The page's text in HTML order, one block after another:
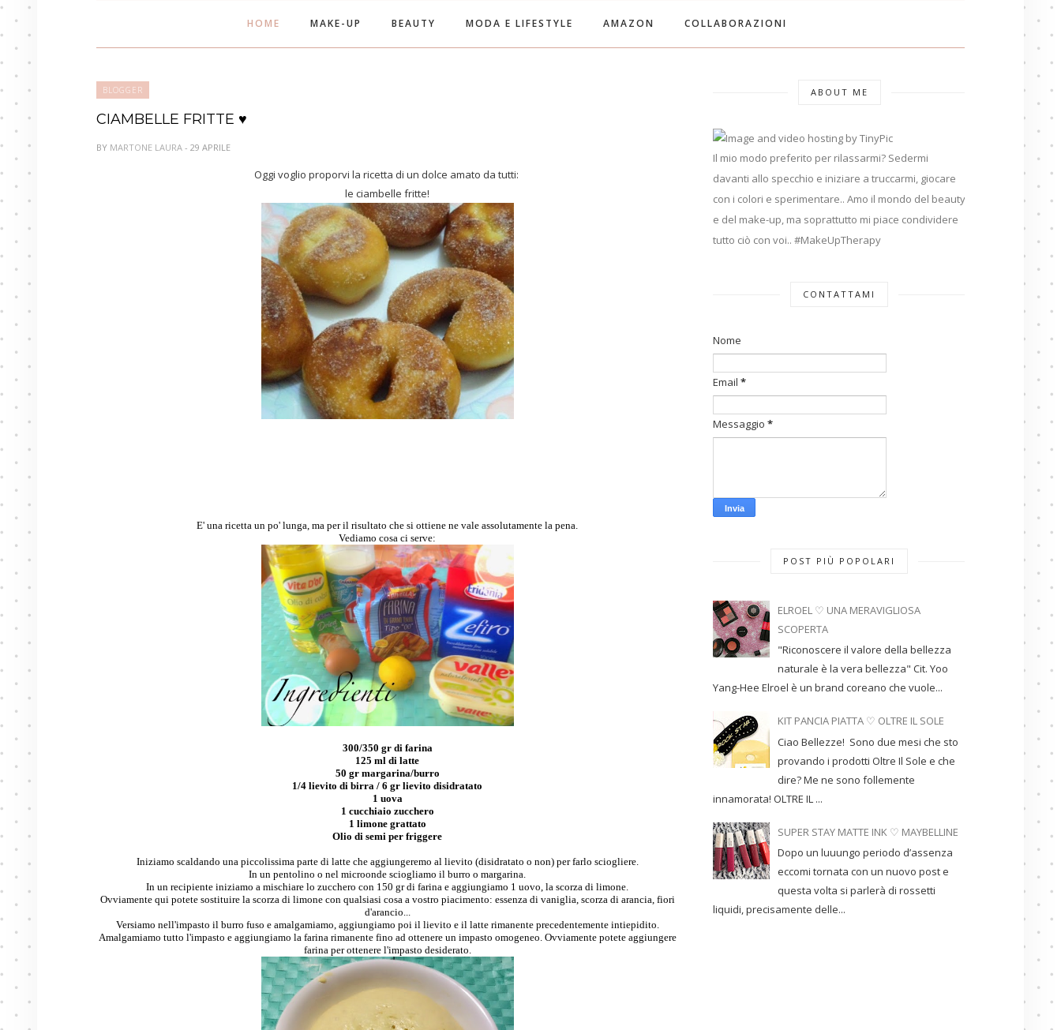
HOME MAKE-UP BEAUTY MODA E LIFESTYLE AMAZON COLLABORAZIONI
BLOGGER
CIAMBELLE FRITTE ♥
BY MARTONE LAURA - 29 APRILE
Oggi voglio proporvi la ricetta di un dolce amato da tutti:
le ciambelle fritte!
E' una ricetta un po' lunga, ma per il risultato che si ottiene ne vale assolutamente la pena.
Vediamo cosa ci serve:
300/350 gr di farina
125 ml di latte
50 gr margarina/burro
1/4 lievito di birra / 6 gr lievito disidratato
1 uova
1 cucchiaio zucchero
1 limone grattato
Olio di semi per friggere
Iniziamo scaldando una piccolissima parte di latte che aggiungeremo al lievito (disidratato o non) per farlo sciogliere.
In un pentolino o nel microonde sciogliamo il burro o margarina.
In un recipiente iniziamo a mischiare lo zucchero con 150 gr di farina e aggiungiamo 1 uovo, la scorza di limone.
Ovviamente qui potete sostituire la scorza di limone con qualsiasi cosa a vostro piacimento: essenza di vaniglia, scorza di arancia, fiori
d'arancio...
Versiamo nell'impasto il burro fuso e amalgamiamo, aggiungiamo poi il lievito e il latte rimanente precedentemente intiepidito.
Amalgamiamo tutto l'impasto e aggiungiamo la farina rimanente fino ad ottenere un impasto omogeneo. Ovviamente potete aggiungere
farina per ottenere l'impasto desiderato.
ABOUT ME
Il mio modo preferito per rilassarmi? Sedermi
davanti allo specchio e iniziare a truccarmi, giocare
con i colori e sperimentare.. Amo il mondo del beauty
e del make-up, ma soprattutto mi piace condividere
tutto ciò con voi.. #MakeUpTherapy
CONTATTAMI
Nome
Email *
Messaggio *
POST PIÙ POPOLARI
ELROEL ♡ UNA MERAVIGLIOSA
SCOPERTA
"Riconoscere il valore della bellezza
naturale è la vera bellezza" Cit. Yoo
Yang-Hee Elroel è un brand coreano che vuole...
KIT PANCIA PIATTA ♡ OLTRE IL SOLE
Ciao Bellezze! Sono due mesi che sto
provando i prodotti Oltre Il Sole e che
dire? Me ne sono follemente
innamorata! OLTRE IL ...
SUPER STAY MATTE INK ♡ MAYBELLINE
Dopo un luuungo periodo d’assenza
eccomi tornata con un nuovo post e
questa volta si parlerà di rossetti
liquidi, precisamente delle...